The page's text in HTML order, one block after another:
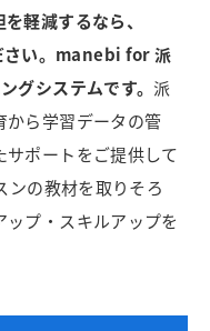
軽減するなら、
い。 manebi for 派
グシステムです。 派
から学習データの管
ポートをご提供して
ンの教材を取りそろ
プ・スキルアップを